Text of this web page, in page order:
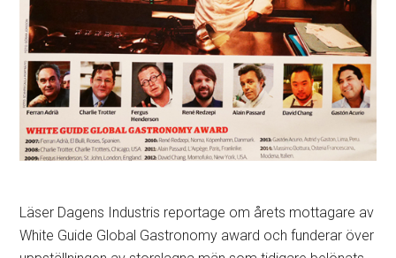
Läser Dagens Industris reportage om årets mottagare av
White Guide Global Gastronomy award och funderar över